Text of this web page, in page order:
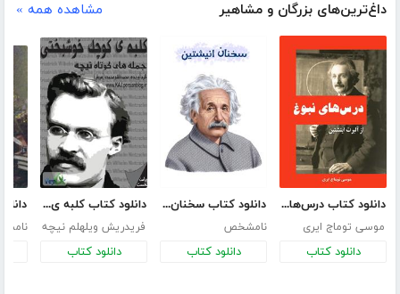
داغ‌ترین‌های بزرگان و مشاهیر مشاهده همه »
دانلود کتاب درس‌های نبوغ از آلبرت اینشتین
موسی توماج ایری
دانلود کتاب
دانلود کتاب سخنان انیشتین
نامشخص
دانلود کتاب
دانلود کتاب کلبه ی کوچک خوشبختی (جمله های کوتاه نیچه)
فریدریش ویلهلم نیچه
دانلود کتاب